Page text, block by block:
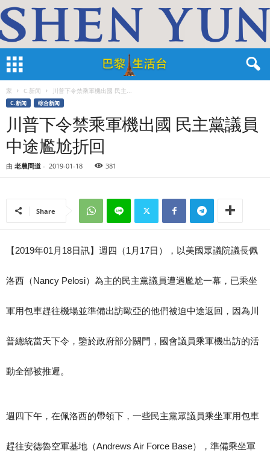
家 C.新闻 川普下令禁乘軍機出國 民主...
C.新闻 综合新闻
川普下令禁乘軍機出國 民主黨議員
中途尷尬折回
由 老農問道 - 2019-01-18 381
Share
【2019年01月18日訊】週四（1月17日），以美國眾議院議長佩
洛西（Nancy Pelosi）為主的民主黨議員遭遇尷尬一幕，已乘坐
軍用包車趕往機場並準備出訪歐亞的他們被迫中途返回，因為川
普總統當天下令，鑒於政府部分關門，國會議員乘軍機出訪的活
動全部被推遲。
週四下午，在佩洛西的帶領下，一些民主黨眾議員乘坐軍用包車
趕往安德魯空軍基地（Andrews Air Force Base），準備乘坐軍